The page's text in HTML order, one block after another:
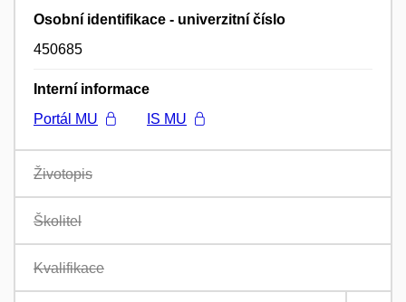
Osobní identifikace - univerzitní číslo
450685
Interní informace
Portál MU
IS MU
Životopis
Školitel
Kvalifikace